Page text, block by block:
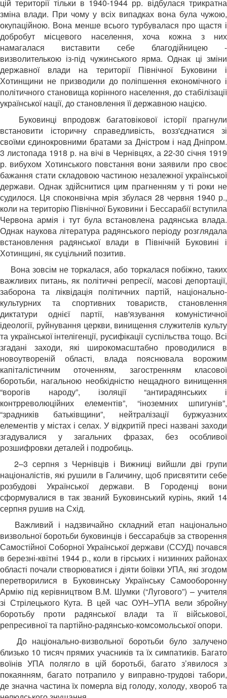
цій території тільки в 1940-1944 рр. відбулася трикратна
зміна влади. При чому у всіх випадках вона була чужою,
окупаційною. Вона менше всього турбувалася про щастя і
добробут місцевого населення, хоча кожна з них
намагалася виставити себе благодійницею -
визволителькою із-під чужинського ярма. Однак ці зміни
державної влади на території Північної Буковини і
Хотинщини не призводили до поліпшення економічного і
політичного становища корінного населення, до стабілізації
української нації, до становлення її державною нацією.
Буковинці впродовж багатовікової історії прагнули
встановити історичну справедливість, возз'єднатися зі
своїми єдинокровними братами за Дністром і над Дніпром.
3 листопада 1918 р. на вічі в Чернівцях, а 22-30 січня 1919
р. вибухом Хотинського повстання вони заявили про своє
бажання стати складовою частиною незалежної української
держави. Однак здійснитися цим прагненням у ті роки не
судилося. Ця споконвічна мрія збулася 28 червня 1940 р.,
коли на територію Північної Буковини і Бессарабії вступила
Червона армія і тут була встановлена радянська влада.
Однак наукова література радянського періоду розглядала
встановлення радянської влади в Північній Буковині і
Хотинщині, як суцільний позитив.
Вона зовсім не торкалася, або торкалася побіжно, таких
важливих питань, як політичні репресії, масові депортації,
заборона та ліквідація політичних партій, національно-
культурних та спортивних товариств, становлення
диктатури однієї партії, нав'язування комуністичної
ідеології, руйнування церкви, винищення служителів культу
та української інтелігенції, русифікації суспільства тощо. Всі
згадані заходи, які широкомасштабно проводилися в
новоутвореній області, влада пояснювала ворожим
капіталістичним оточенням, загостренням класової
боротьби, нагальною необхідністю нещадного винищення
“ворогів народу”, ізоляції “антирадянських і
контрреволюційних елементів”, “іноземних шпигунів”,
“зрадників батьківщини”, нейтралізації буржуазних
елементів у містах і селах. У відкритій пресі названі заходи
згадувалися у загальних фразах, без особливої
розшифровки деталей і подробиць.
2–3 серпня з Чернівців і Вижниці вийшли дві групи
націоналістів, які рушили в Галичину, щоб присвятити себе
розбудові Української держави. В Городенці вони
сформувалися в так званий Буковинський курінь, який 14
серпня рушив на Схід.
Важливий і надзвичайно складний етап національно
визвольної боротьби буковинців і бессарабців за створення
Самостійної Соборної Української держави (ССУД) почався
в березні-квітні 1944 р., коли в гірських і низинних районах
області почали створюватися і діяти боївки УПА, які згодом
перетворилися в Буковинську Українську Самооборонну
Армію під керівництвом В.М. Шумки (“Лугового”) – учителя
зі Стрілецького Кута. В цей час ОУН–УПА вели збройну
боротьбу проти радянської влади та її військової,
репресивної та партійно-радянсько-комсомольської опори.
До національно-визвольної боротьби було залучено
близько 10 тисяч прямих учасників та їх симпатиків. Багато
воїнів УПА полягло в цій боротьбі, багато з’явилося з
покаянням, багато потрапило у виправно-трудові табори,
де значна частина їх померла від голоду, холоду, хвороб та